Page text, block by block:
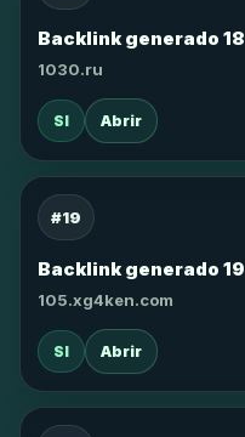
Backlink generado 18
1030.ru
SI Abrir
#19
Backlink generado 19
105.xg4ken.com
SI Abrir